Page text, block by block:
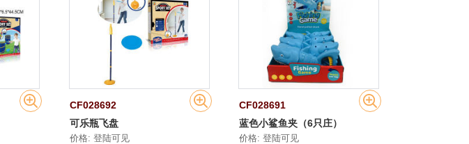
CF028692
可乐瓶飞盘
价格: 登陆可见
CF028691
蓝色小鲨鱼夹（6只庄）
价格: 登陆可见